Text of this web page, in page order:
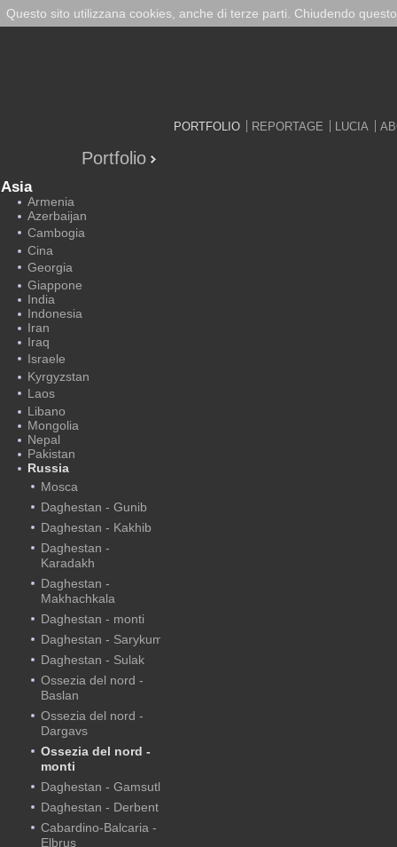
Questo sito utilizzana cookies, anche di terze parti. Chiudendo
PORTFOLIO REPORTAGE LUCIA
Portfolio
Asia
Armenia
Azerbaijan
Cambogia
Cina
Georgia
Giappone
India
Indonesia
Iran
Iraq
Israele
Kyrgyzstan
Laos
Libano
Mongolia
Nepal
Pakistan
Russia
Mosca
Daghestan - Gunib
Daghestan - Kakhib
Daghestan -
Karadakh
Daghestan -
Makhachkala
Daghestan - monti
Daghestan - Sarykum
Daghestan - Sulak
Ossezia del nord -
Baslan
Ossezia del nord -
Dargavs
Ossezia del nord -
monti
Daghestan - Gamsutl
Daghestan - Derbent
Cabardino-Balcaria -
Elbrus